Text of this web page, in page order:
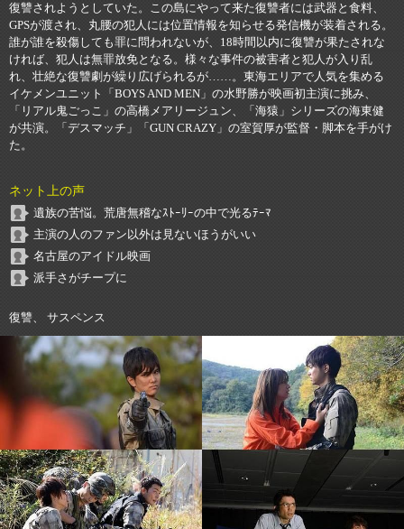
復讐されようとしていた。この島にやって来た復讐者には武器と食料、
GPSが渡され、丸腰の犯人には位置情報を知らせる発信機が装着される。
誰が誰を殺傷しても罪に問われないが、18時間以内に復讐が果たされな
ければ、犯人は無罪放免となる。様々な事件の被害者と犯人が入り乱
れ、壮絶な復讐劇が繰り広げられるが……。東海エリアで人気を集める
イケメンユニット「BOYS AND MEN」の水野勝が映画初主演に挑み、
「リアル鬼ごっこ」の高橋メアリージュン、「海猿」シリーズの海東健
が共演。「デスマッチ」「GUN CRAZY」の室賀厚が監督・脚本を手がけ
た。
ネット上の声
遺族の苦悩。荒唐無稽なｽﾄｰﾘｰの中で光るﾃｰﾏ
主演の人のファン以外は見ないほうがいい
名古屋のアイドル映画
派手さがチープに
復讐、 サスペンス